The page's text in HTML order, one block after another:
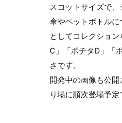
スコットサイズで、
傘やペットボトル
としてコレクショ
C」「ポチタD」「
さです。
開発中の画像も公
り場に順次登場予定